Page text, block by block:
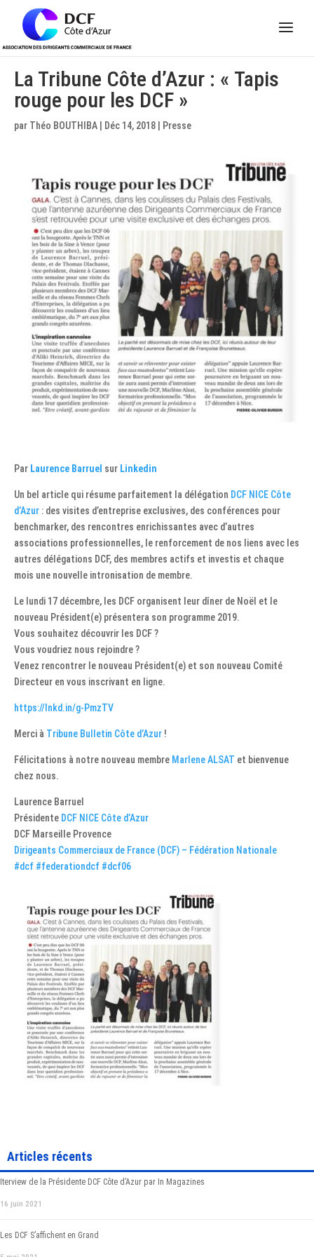
La Tribune Côte d’Azur : « Tapis
rouge pour les DCF »
par Théo BOUTHIBA Déc 14, 2018 Presse
Par Laurence Barruel sur Linkedin
Un bel article qui résume parfaitement la délégation DCF NICE Côte
d’Azur : des visites d’entreprise exclusives, des conférences pour
benchmarker, des rencontres enrichissantes avec d’autres
associations professionnelles, le renforcement de nos liens avec les
autres délégations DCF, des membres actifs et investis et chaque
mois une nouvelle intronisation de membre.
Le lundi 17 décembre, les DCF organisent leur dîner de Noël et le
nouveau Président(e) présentera son programme 2019.
Vous souhaitez découvrir les DCF ?
Vous voudriez nous rejoindre ?
Venez rencontrer le nouveau Président(e) et son nouveau Comité
Directeur en vous inscrivant en ligne.
https://lnkd.in/g-PmzTV
Merci à Tribune Bulletin Côte d’Azur !
Félicitations à notre nouveau membre Marlene ALSAT et bienvenue
chez nous.
Laurence Barruel
Présidente DCF NICE Côte d’Azur
DCF Marseille Provence
Dirigeants Commerciaux de France (DCF) – Fédération Nationale
#dcf #federationdcf #dcf06
Articles récents
Iterview de la Présidente DCF Côte d’Azur par In Magazines
16 juin 2021
Les DCF S’affichent en Grand
Panneau de gestion des cookies